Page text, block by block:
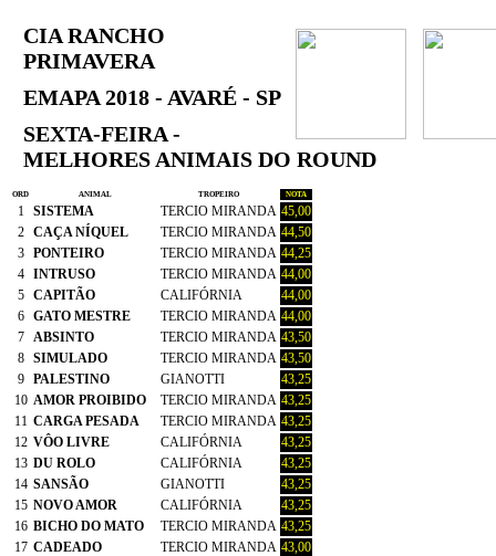
CIA RANCHO
PRIMAVERA
EMAPA 2018 - AVARÉ - SP
SEXTA-FEIRA -
MELHORES ANIMAIS DO ROUND
ORD ANIMAL TROPEIRO NOTA
1 SISTEMA TERCIO MIRANDA 45,00
2
CAÇA NÍQUEL TERCIO MIRANDA 44,50
3
PONTEIRO TERCIO MIRANDA 44,25
4
INTRUSO TERCIO MIRANDA 44,00
5
CAPITÃO CALIFÓRNIA
44,00
6
GATO MESTRE TERCIO MIRANDA 44,00
7
ABSINTO TERCIO MIRANDA 43,50
8
SIMULADO TERCIO MIRANDA 43,50
9
PALESTINO GIANOTTI
43,25
10 AMOR PROIBIDO TERCIO MIRANDA 43,25
11 CARGA PESADA TERCIO MIRANDA 43,25
12 VÔO LIVRE CALIFÓRNIA
43,25
13 DU ROLO CALIFÓRNIA
43,25
14 SANSÃO GIANOTTI
43,25
15 NOVO AMOR CALIFÓRNIA
43,25
16 BICHO DO MATO TERCIO MIRANDA 43,25
17 CADEADO TERCIO MIRANDA 43,00